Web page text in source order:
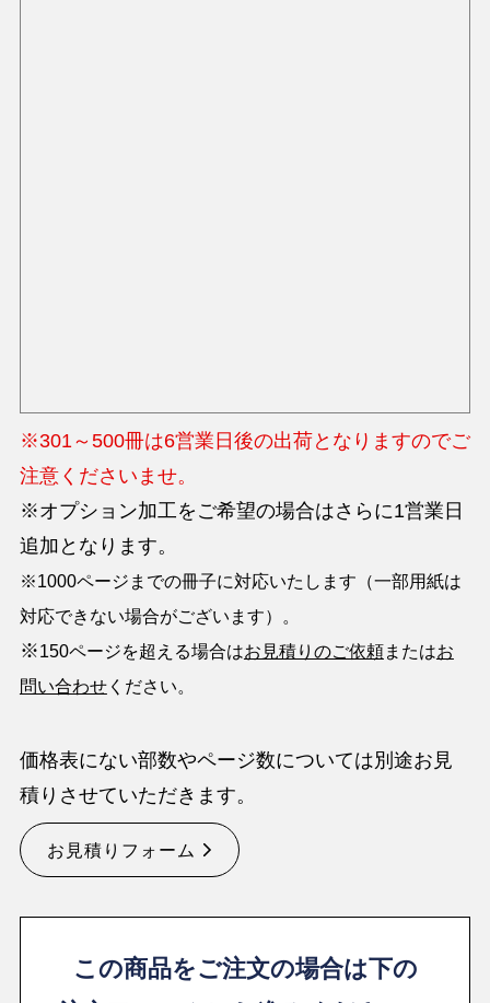
※301～500冊は6営業日後の出荷となりますのでご
注意くださいませ。
※オプション加工をご希望の場合はさらに1営業日
追加となります。
※1000ページまでの冊子に対応いたします（一部用紙は
対応できない場合がございます）。
※150ページを超える場合はお見積りのご依頼またはお
問い合わせください。
価格表にない部数やページ数については別途お見
積りさせていただきます。
お見積りフォーム
この商品をご注文の場合は下の